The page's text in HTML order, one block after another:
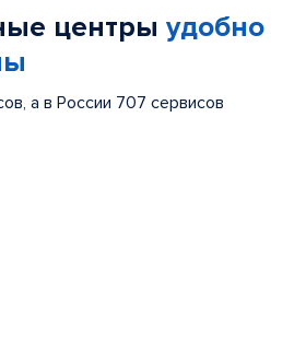
центры удобно
а в России 707 сервисов